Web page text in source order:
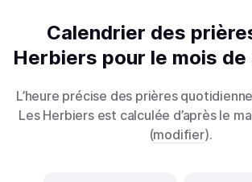
Calendrier des
Herbiers pour le mois
L’heure précise des prières
Les Herbiers est calculée d’après le
(modifier).